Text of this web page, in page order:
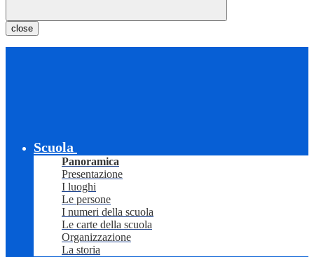
close
Scuola
Panoramica
Presentazione
I luoghi
Le persone
I numeri della scuola
Le carte della scuola
Organizzazione
La storia